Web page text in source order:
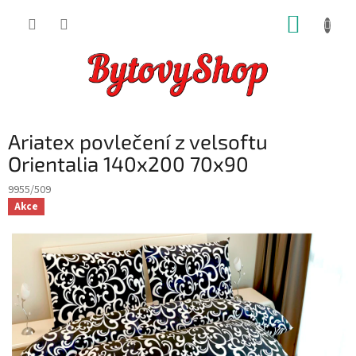
Ariatex povlečení z velsoftu
Orientalia 140x200 70x90
9955/509
Akce